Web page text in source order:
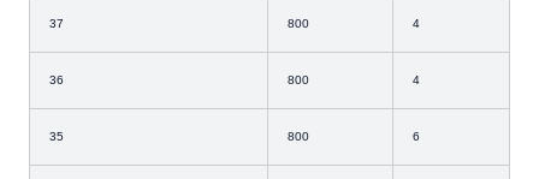
37 800 4
36 800 4
35 800 6